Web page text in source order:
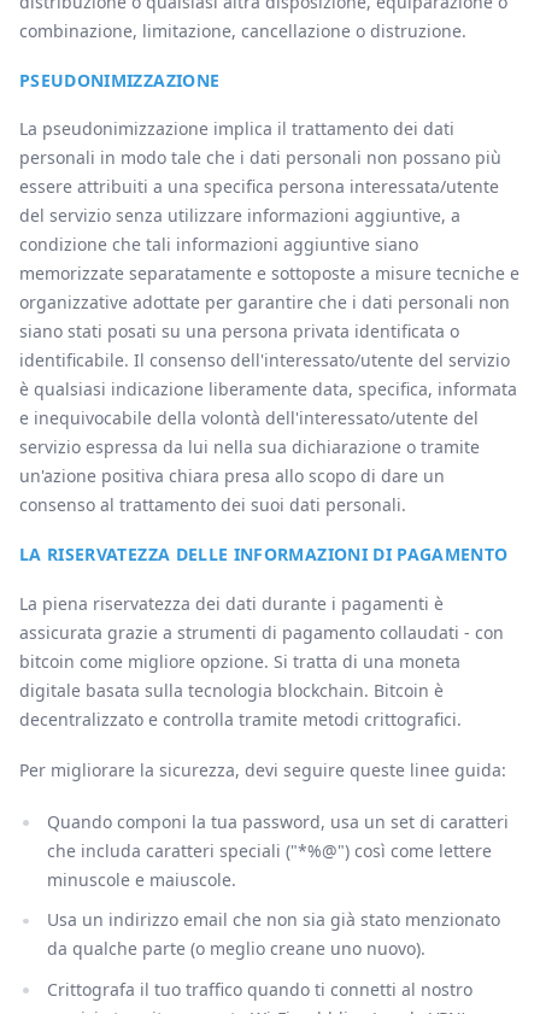
combinazione, limitazione, cancellazione o distruzione.
PSEUDONIMIZZAZIONE
La pseudonimizzazione implica il trattamento dei dati
personali in modo tale che i dati personali non possano più
essere attribuiti a una specifica persona interessata/utente
del servizio senza utilizzare informazioni aggiuntive, a
condizione che tali informazioni aggiuntive siano
memorizzate separatamente e sottoposte a misure tecniche e
organizzative adottate per garantire che i dati personali non
siano stati posati su una persona privata identificata o
identificabile. Il consenso dell'interessato/utente del servizio
è qualsiasi indicazione liberamente data, specifica, informata
e inequivocabile della volontà dell'interessato/utente del
servizio espressa da lui nella sua dichiarazione o tramite
un'azione positiva chiara presa allo scopo di dare un
consenso al trattamento dei suoi dati personali.
LA RISERVATEZZA DELLE INFORMAZIONI DI PAGAMENTO
La piena riservatezza dei dati durante i pagamenti è
assicurata grazie a strumenti di pagamento collaudati - con
bitcoin come migliore opzione. Si tratta di una moneta
digitale basata sulla tecnologia blockchain. Bitcoin è
decentralizzato e controlla tramite metodi crittografici.
Per migliorare la sicurezza, devi seguire queste linee guida:
Quando componi la tua password, usa un set di caratteri
che includa caratteri speciali ("*%@") così come lettere
minuscole e maiuscole.
Usa un indirizzo email che non sia già stato menzionato
da qualche parte (o meglio creane uno nuovo).
Crittografa il tuo traffico quando ti connetti al nostro